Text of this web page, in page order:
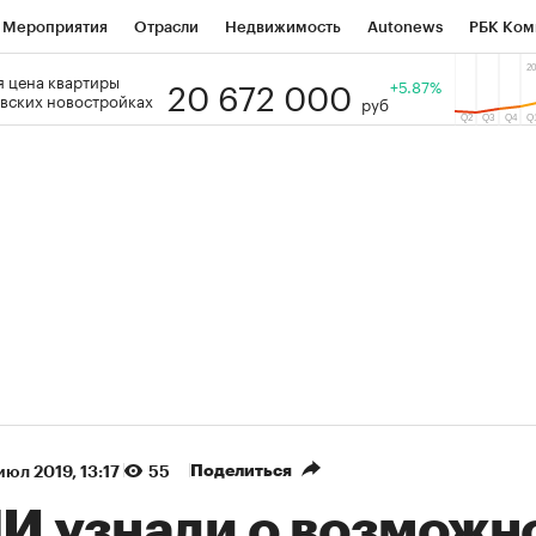
Мероприятия Отрасли Недвижимость Autonews РБК
РБК Образование Тренды
цена квартиры
новостройках
20 672 000 руб
+5.87%
2019, 13:17 55 Поделиться